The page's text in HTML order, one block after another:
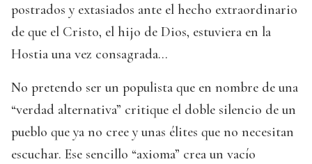
postrados y extasiados ante el hecho extraordinario
de que el Cristo, el hijo de Dios, estuviera en la
Hostia una vez consagrada…
No pretendo ser un populista que en nombre de una
“verdad alternativa” critique el doble silencio de un
pueblo que ya no cree y unas élites que no necesitan
escuchar. Ese sencillo “axioma” crea un vacío